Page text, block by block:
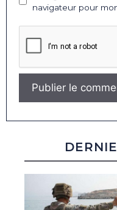
navigateur pour